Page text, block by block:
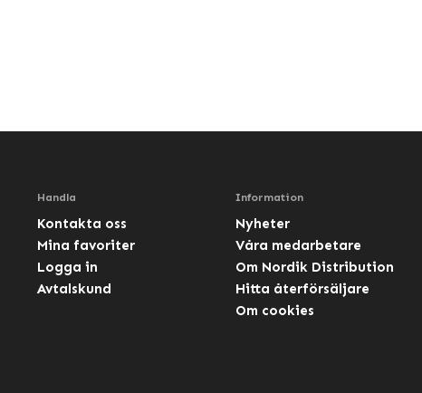
Handla
Kontakta oss
Mina favoriter
Logga in
Avtalskund
Information
Nyheter
Våra medarbetare
Om Nordik Distribution
Hitta återförsäljare
Om cookies